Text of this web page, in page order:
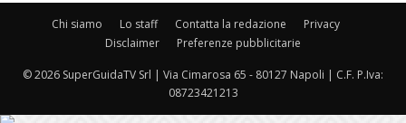
Chi siamo Lo staff Contatta la redazione
Privacy
Disclaimer
Preferenze pubblicitarie
© 2026 SuperGuidaTV Srl | Via Cimarosa 65 - 80127 Napoli | C.F. P.Iva:
08723421213